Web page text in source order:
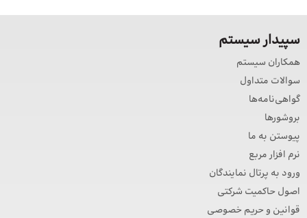
سپیدار سیستم
همکاران سیستم
سوالات متداول
گواهی‌نامه‌ها
بروشورها
پیوستن به ما
نرم افزار مربع
ورود به پرتال نمایندگان
اصول حاکمیت شرکتی
قوانین و حریم خصوصی